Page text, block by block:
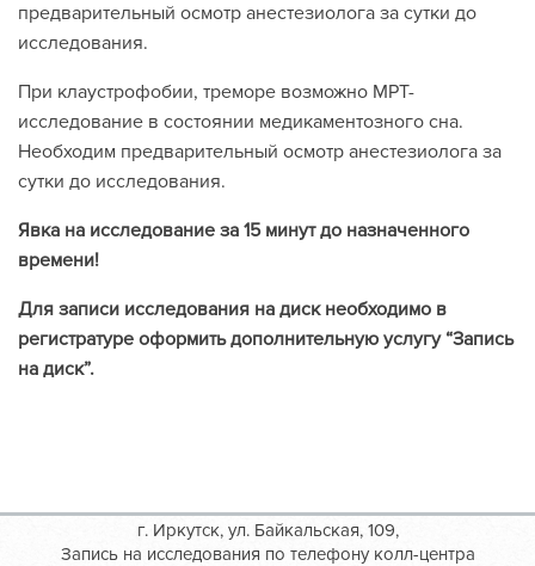
предварительный осмотр анестезиолога за сутки до
исследования.
При клаустрофобии, треморе возможно МРТ-
исследование в состоянии медикаментозного сна.
Необходим предварительный осмотр анестезиолога за
сутки до исследования.
Явка на исследование за 15 минут до назначенного
времени!
Для записи исследования на диск необходимо в
регистратуре оформить дополнительную услугу “Запись
на диск”.
г. Иркутск, ул. Байкальская, 109,
Запись на исследования по телефону колл-центра